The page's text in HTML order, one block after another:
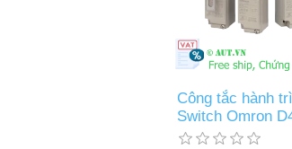
Công tắc hành
Switch Omron